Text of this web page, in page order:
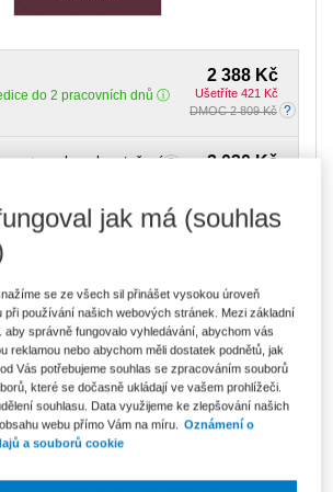
2 388 Kč
Ušetříte 421 Kč
DMOC 2 809 Kč
do 2 pracovních dnů
2 030 Kč
+ soubory ke stažení
e-knih?
3 403 Kč
Ušetříte 1 794 Kč
DMOC 5 197 Kč
kniha + E-kniha
ke stažení
do 2 pracovních dnů
že v období od 1.8. do 21.8. z technických
vystavovat daňové doklady. Budou vám
e-mailem.
jak má (souhlas
se ze všech sil přinášet vysokou úroveň
při používání našich webových stránek. Mezi základní
aby správně fungovalo vyhledávání, abychom vás
reklamou nebo abychom měli dostatek podnětů, jak
Vás potřebujeme souhlas se zpracováním souborů
které se dočasně ukládají ve vašem prohlížeči.
souhlasu. Data využijeme ke zlepšování našich
webu přímo Vám na míru. Oznámení o
a souborů cookie